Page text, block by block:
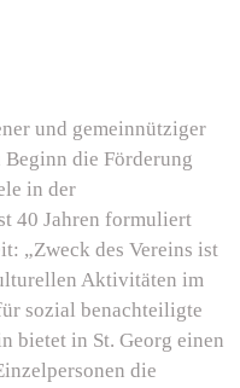
und gemeinnütziger
die Förderung
in der
40 Jahren formuliert
„Zweck des Vereins ist
Aktivitäten im
sozial benachteiligte
bietet in St. Georg einen
die